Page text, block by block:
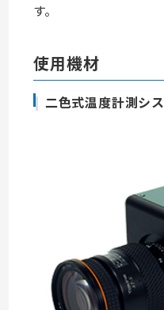
す。
使用機材
二色式温度計測シ